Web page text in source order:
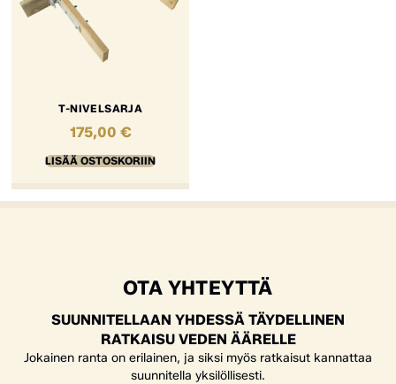
T-NIVELSARJA
175,00 €
LISÄÄ OSTOSKORIIN
OTA YHTEYTTÄ
SUUNNITELLAAN YHDESSÄ TÄYDELLINEN
RATKAISU VEDEN ÄÄRELLE
Jokainen ranta on erilainen, ja siksi myös ratkaisut kannattaa
suunnitella yksilöllisesti.